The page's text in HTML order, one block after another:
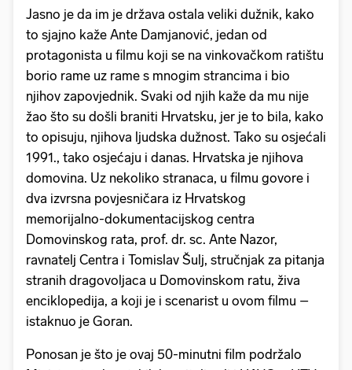
Jasno je da im je država ostala veliki dužnik, kako
to sjajno kaže Ante Damjanović, jedan od
protagonista u filmu koji se na vinkovačkom ratištu
borio rame uz rame s mnogim strancima i bio
njihov zapovjednik. Svaki od njih kaže da mu nije
žao što su došli braniti Hrvatsku, jer je to bila, kako
to opisuju, njihova ljudska dužnost. Tako su osjećali
1991., tako osjećaju i danas. Hrvatska je njihova
domovina. Uz nekoliko stranaca, u filmu govore i
dva izvrsna povjesničara iz Hrvatskog
memorijalno-dokumentacijskog centra
Domovinskog rata, prof. dr. sc. Ante Nazor,
ravnatelj Centra i Tomislav Šulj, stručnjak za pitanja
stranih dragovoljaca u Domovinskom ratu, živa
enciklopedija, a koji je i scenarist u ovom filmu –
istaknuo je Goran.
Ponosan je što je ovaj 50-minutni film podržalo